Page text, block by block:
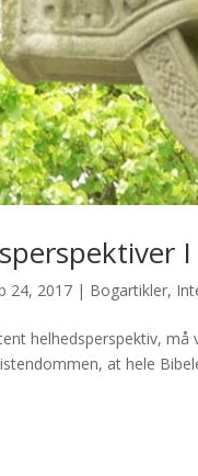
I
24, 2017 | Bogartikler,
helhedsperspektiv,
at hele